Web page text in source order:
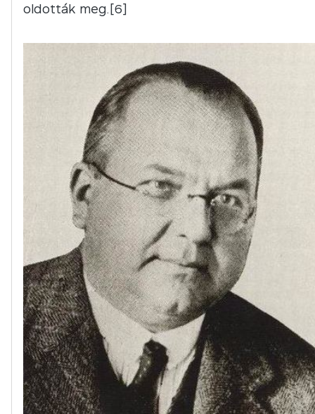
oldották meg.[6]